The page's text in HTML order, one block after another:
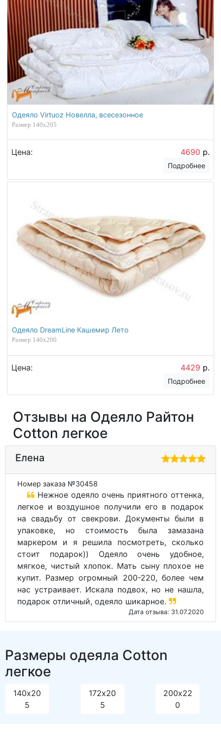
Одеяло Virtuoz Новелла, всесезонное
Размер 140х205
Цена: 4690 р.
Подробнее
Одеяло DreamLine Кашемир Лето
Размер 140х200
Цена: 4429 р.
Подробнее
Отзывы на Одеяло Райтон
Cotton легкое
Елена
Номер заказа №30458
Нежное одеяло очень приятного оттенка,
легкое и воздушное получили его в подарок
на свадьбу от свекрови. Документы были в
упаковке, но стоимость была замазана
маркером и я решила посмотреть, сколько
стоит подарок)) Одеяло очень удобное,
мягкое, чистый хлопок. Мать сыну плохое не
купит. Размер огромный 200-220, более чем
нас устраивает. Искала подвох, но не нашла,
подарок отличный, одеяло шикарное.
Дата отзыва: 31.07.2020
Размеры одеяла Cotton
легкое
140х20
5
172х20
5
200х22
0